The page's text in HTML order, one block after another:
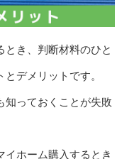
とき、判断材料のひと
デメリットです。
知っておくことが失敗
イホーム購入するとき